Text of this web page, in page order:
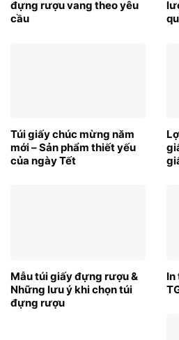
đựng rượu vang theo yêu
cầu
Túi giấy chúc mừng năm
mới – Sản phẩm thiết yếu
của ngày Tết
Mẫu túi giấy đựng rượu &
Những lưu ý khi chọn túi
đựng rượu
In